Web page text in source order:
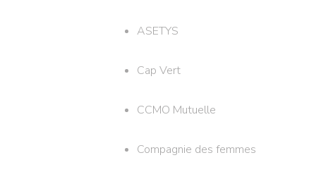
ASETYS
Cap Vert
CCMO Mutuelle
Compagnie des femmes